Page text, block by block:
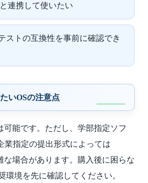
連携して使いたい
ストの互換性を事前に確認でき
いOSの注意点
可能です。ただし、学部指定ソフ
業指定の提出形式によっては
な場合があります。購入後に困らな
環境を先に確認してください。